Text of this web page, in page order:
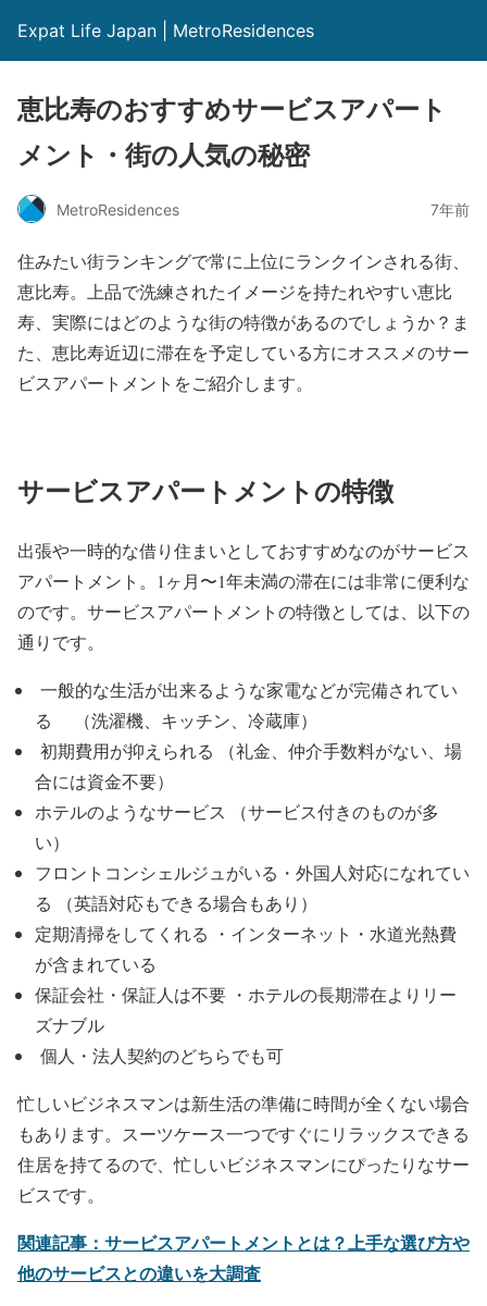
Expat Life Japan | MetroResidences
恵比寿のおすすめサービスアパート
メント・街の人気の秘密
MetroResidences 7年前
住みたい街ランキングで常に上位にランクインされる街、
恵比寿。上品で洗練されたイメージを持たれやすい恵比
寿、実際にはどのような街の特徴があるのでしょうか？ま
た、恵比寿近辺に滞在を予定している方にオススメのサー
ビスアパートメントをご紹介します。
サービスアパートメントの特徴
出張や一時的な借り住まいとしておすすめなのがサービス
アパートメント。1ヶ月〜1年未満の滞在には非常に便利な
のです。サービスアパートメントの特徴としては、以下の
通りです。
一般的な生活が出来るような家電などが完備されてい
る （洗濯機、キッチン、冷蔵庫）
初期費用が抑えられる （礼金、仲介手数料がない、場
合には資金不要）
ホテルのようなサービス （サービス付きのものが多
い）
フロントコンシェルジュがいる・外国人対応になれてい
る （英語対応もできる場合もあり）
定期清掃をしてくれる ・インターネット・水道光熱費
が含まれている
保証会社・保証人は不要 ・ホテルの長期滞在よりリー
ズナブル
個人・法人契約のどちらでも可
忙しいビジネスマンは新生活の準備に時間が全くない場合
もあります。スーツケース一つですぐにリラックスできる
住居を持てるので、忙しいビジネスマンにぴったりなサー
ビスです。
関連記事：サービスアパートメントとは？上手な選び方や
他のサービスとの違いを大調査